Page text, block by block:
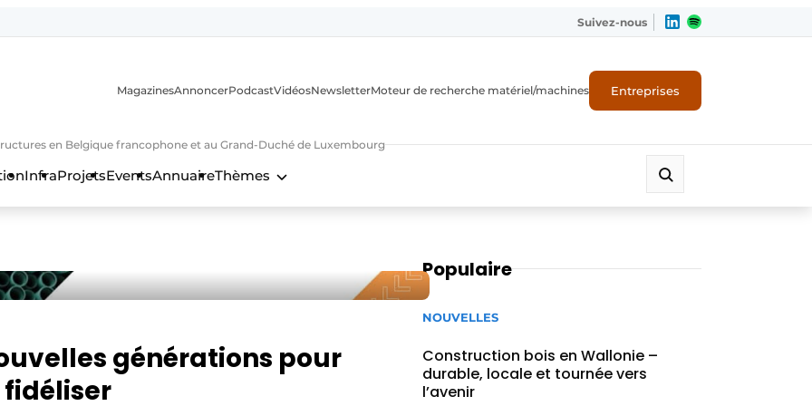
Suivez-nous
en Belgique francophone et au Grand-Duché de Luxembourg
MagazinesAnnoncerPodcastVidéosNewsletterMoteur de recherche matériel/machines Entreprises
InfraProjetsEventsAnnuaireThèmes
générations pour
Populaire
NOUVELLES
Construction bois en Wallonie –
durable, locale et tournée vers
l’avenir